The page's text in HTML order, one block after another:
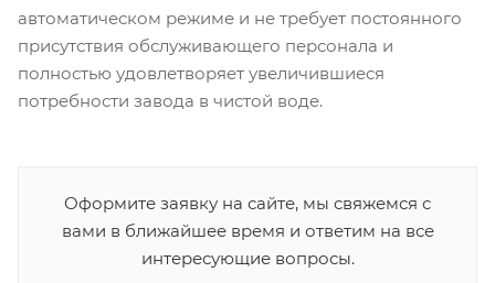
автоматическом режиме и не требует постоянного
присутствия обслуживающего персонала и
полностью удовлетворяет увеличившиеся
потребности завода в чистой воде.
Оформите заявку на сайте, мы свяжемся с
вами в ближайшее время и ответим на все
интересующие вопросы.